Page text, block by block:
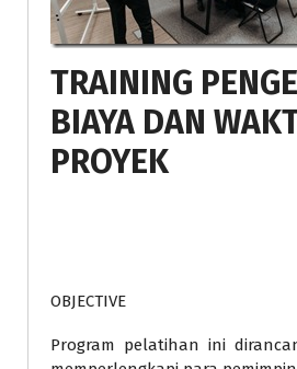
TRAINING
BIAYA DAN
PROYEK
OBJECTIVE
Program pelatihan ini